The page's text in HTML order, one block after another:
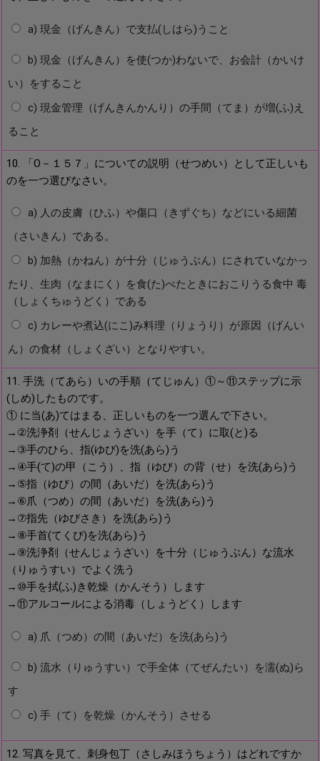
a) 現金（げんきん）で支払(しはら)うこと
b) 現金（げんきん）を使(つか)わないで、お会計（かいけ
い）をすること
c) 現金管理（げんきんかんり）の手間（てま）が増(ふ)え
ること
10. 「O－１５７」についての説明（せつめい）として正しいも
のを一つ選びなさい。
a) 人の皮膚（ひふ）や傷口（きずぐち）などにいる細菌
（さいきん）である。
b) 加熱（かねん）が十分（じゅうぶん）にされていなかっ
たり、生肉（なまにく）を食(た)べたときにおこりうる食中 毒
（しょくちゅうどく）である
c) カレーや煮込(にこ)み料理（りょうり）が原因（げんい
ん）の食材（しょくざい）となりやすい。
11. 手洗（てあら）いの手順（てじゅん）①～⑪ステップに示
(しめ)したものです。
① に当(あ)てはまる、正しいものを一つ選んで下さい。
→②洗浄剤（せんじょうざい）を手（て）に取(と)る
→③手のひら、指(ゆび)を洗(あら)う
→④手(て)の甲（こう）、指（ゆび）の背（せ）を洗(あら)う
→⑤指（ゆび）の間（あいだ）を洗(あら)う
→⑥爪（つめ）の間（あいだ）を洗(あら)う
→⑦指先（ゆびさき）を洗(あら)う
→⑧手首(てくび)を洗(あら)う
→⑨洗浄剤（せんじょうざい）を十分（じゅうぶん）な流水
（りゅうすい）でよく洗う
→⑩手を拭(ふ)き乾燥（かんそう）します
→⑪アルコールによる消毒（しょうどく）します
a) 爪（つめ）の間（あいだ）を洗(あら)う
b) 流水（りゅうすい）で手全体（てぜんたい）を濡(ぬ)ら
す
c) 手（て）を乾燥（かんそう）させる
12. 写真を見て、刺身包丁（さしみほうちょう）はどれですか